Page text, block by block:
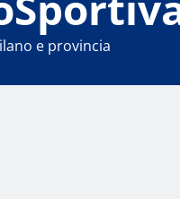
e provincia